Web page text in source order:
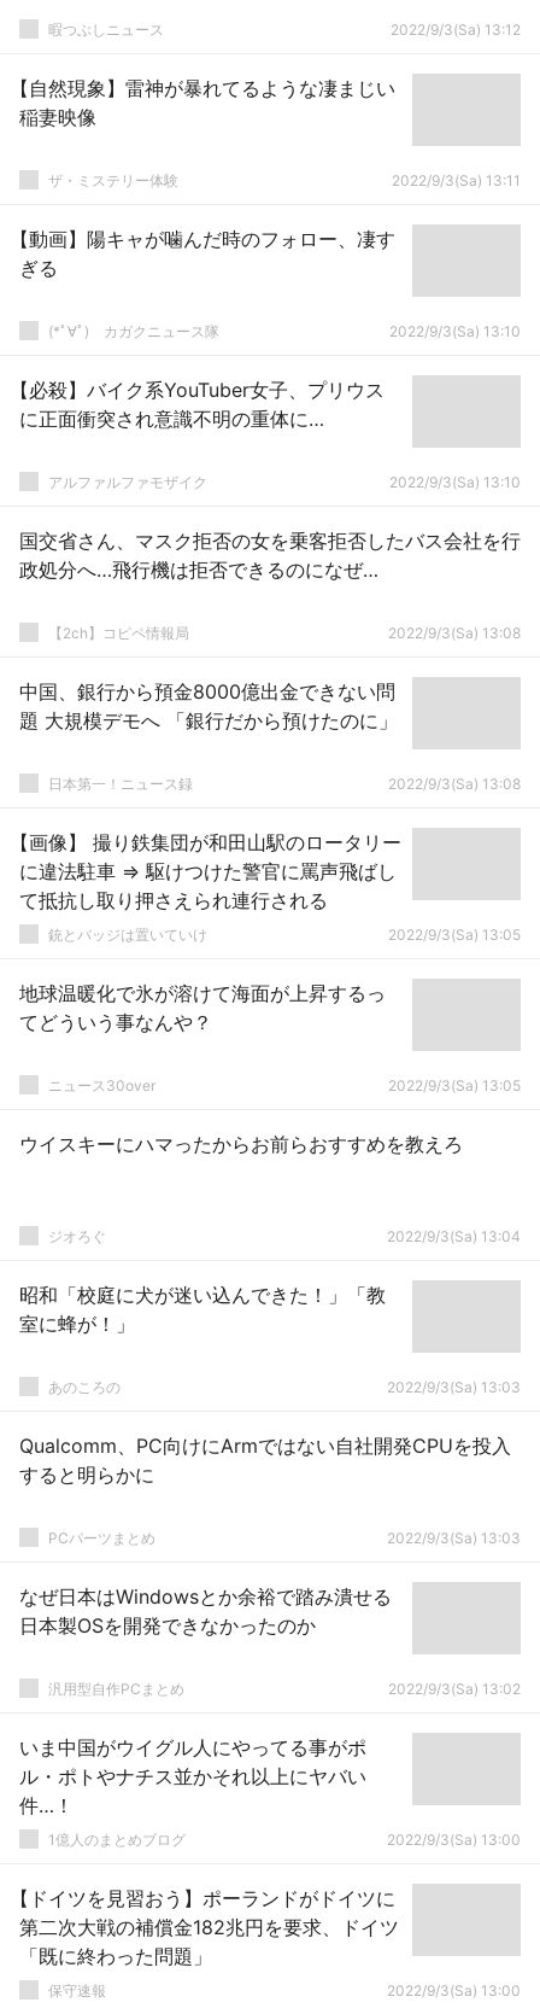
暇つぶしニュース 2022/9/3(Sa) 13:12
【自然現象】雷神が暴れてるような凄まじい
稲妻映像
ザ・ミステリー体験 2022/9/3(Sa) 13:11
【動画】陽キャが噛んだ時のフォロー、凄す
ぎる
(*ﾟ∀ﾟ)ゞカガクニュース隊 2022/9/3(Sa) 13:10
【必殺】バイク系YouTuber女子、プリウス
に正面衝突され意識不明の重体に…
アルファルファモザイク 2022/9/3(Sa) 13:10
国交省さん、マスク拒否の女を乗客拒否したバス会社を行
政処分へ…飛行機は拒否できるのになぜ…
【2ch】コピペ情報局 2022/9/3(Sa) 13:08
中国、銀行から預金8000億出金できない問
題 大規模デモへ 「銀行だから預けたのに」
日本第一！ニュース録 2022/9/3(Sa) 13:08
【画像】 撮り鉄集団が和田山駅のロータリー
に違法駐車 ⇒ 駆けつけた警官に罵声飛ばし
て抵抗し取り押さえられ連行される
銃とバッジは置いていけ 2022/9/3(Sa) 13:05
地球温暖化で氷が溶けて海面が上昇するっ
てどういう事なんや？
ニュース30over 2022/9/3(Sa) 13:05
ウイスキーにハマったからお前らおすすめを教えろ
ジオろぐ 2022/9/3(Sa) 13:04
昭和「校庭に犬が迷い込んできた！」「教
室に蜂が！」
あのころの 2022/9/3(Sa) 13:03
Qualcomm、PC向けにArmではない自社開発CPUを投入
すると明らかに
PCパーツまとめ 2022/9/3(Sa) 13:03
なぜ日本はWindowsとか余裕で踏み潰せる
日本製OSを開発できなかったのか
汎用型自作PCまとめ 2022/9/3(Sa) 13:02
いま中国がウイグル人にやってる事がポ
ル・ポトやナチス並かそれ以上にヤバい
件…！
1億人のまとめブログ 2022/9/3(Sa) 13:00
【ドイツを見習おう】ポーランドがドイツに
第二次大戦の補償金182兆円を要求、ドイツ
「既に終わった問題」
保守速報 2022/9/3(Sa) 13:00